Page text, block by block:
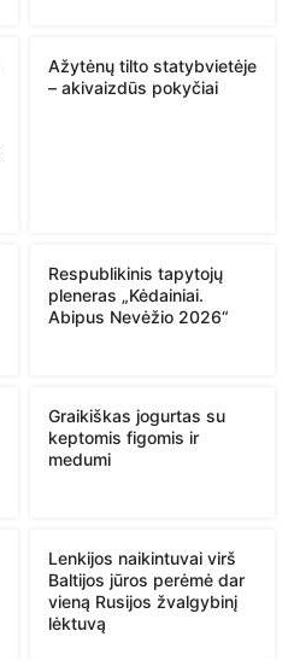
Ažytėnų tilto statybvietėje
– akivaizdūs pokyčiai
Respublikinis tapytojų
pleneras „Kėdainiai.
Abipus Nevėžio 2026“
Graikiškas jogurtas su
keptomis figomis ir
medumi
Lenkijos naikintuvai virš
Baltijos jūros perėmė dar
vieną Rusijos žvalgybinį
lėktuvą